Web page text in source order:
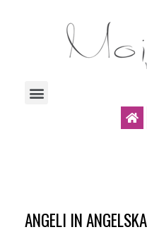
ANGELI IN